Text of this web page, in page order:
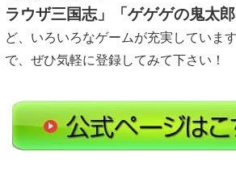
ラウザ三国志」「ゲゲゲの鬼太郎
ど、いろいろなゲームが充実していま
で、ぜひ気軽に登録してみて下さい！